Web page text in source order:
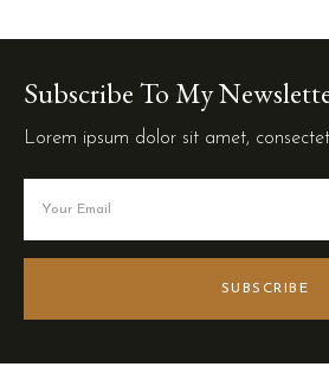
Subscribe To My
Lorem ipsum dolor sit amet,
SUBSCRIBE